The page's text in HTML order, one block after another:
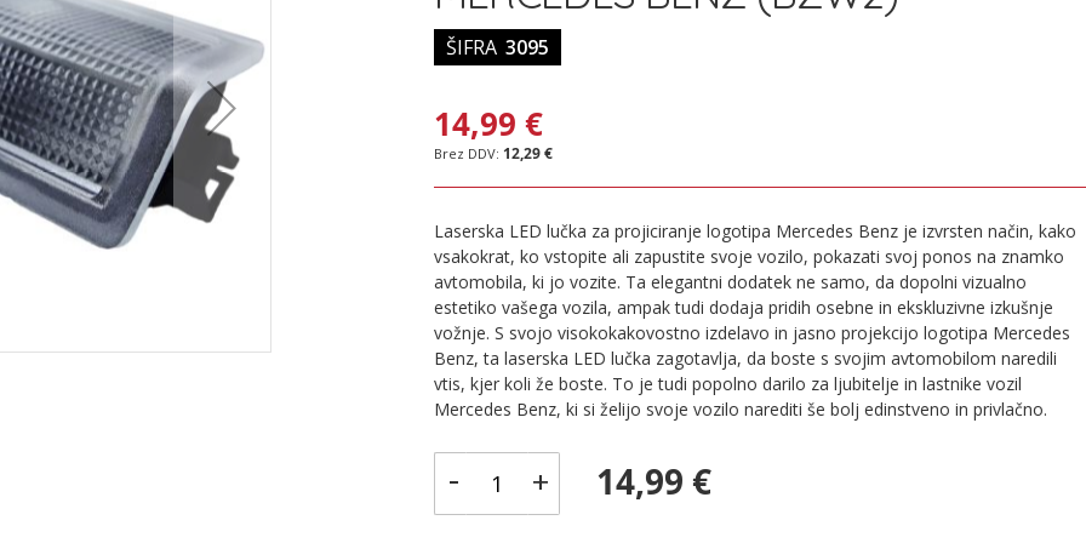
ŠIFRA 3095
14,99 €
12,29 €
Laserska LED lučka za projiciranje logotipa Mercedes Benz je izvrsten način, kako
vsakokrat, ko vstopite ali zapustite svoje vozilo, pokazati svoj ponos na znamko
avtomobila, ki jo vozite. Ta elegantni dodatek ne samo, da dopolni vizualno
estetiko vašega vozila, ampak tudi dodaja pridih osebne in ekskluzivne izkušnje
vožnje. S svojo visokokakovostno izdelavo in jasno projekcijo logotipa Mercedes
Benz, ta laserska LED lučka zagotavlja, da boste s svojim avtomobilom naredili
vtis, kjer koli že boste. To je tudi popolno darilo za ljubitelje in lastnike vozil
Mercedes Benz, ki si želijo svoje vozilo narediti še bolj edinstveno in privlačno.
- + 14,99 €